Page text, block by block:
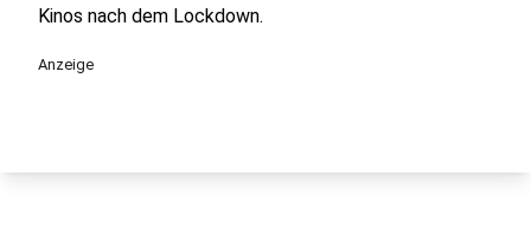
Kinos nach dem Lockdown.
Anzeige